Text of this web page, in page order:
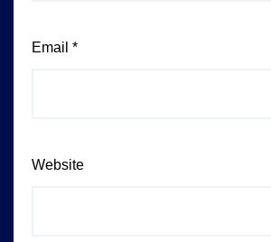
Email *
Website